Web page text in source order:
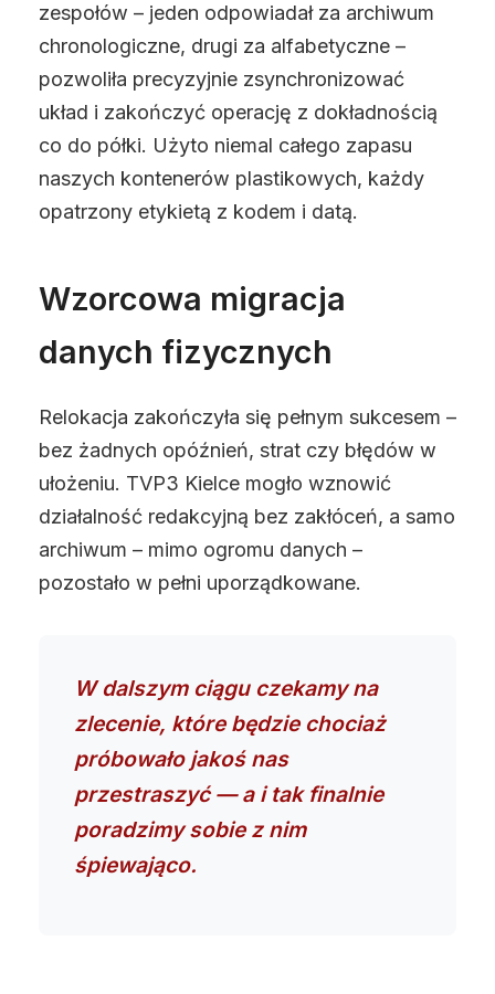
zespołów – jeden odpowiadał za archiwum
chronologiczne, drugi za alfabetyczne –
pozwoliła precyzyjnie zsynchronizować
układ i zakończyć operację z dokładnością
co do półki. Użyto niemal całego zapasu
naszych kontenerów plastikowych, każdy
opatrzony etykietą z kodem i datą.
Wzorcowa migracja
danych fizycznych
Relokacja zakończyła się pełnym sukcesem –
bez żadnych opóźnień, strat czy błędów w
ułożeniu. TVP3 Kielce mogło wznowić
działalność redakcyjną bez zakłóceń, a samo
archiwum – mimo ogromu danych –
pozostało w pełni uporządkowane.
W dalszym ciągu czekamy na
zlecenie, które będzie chociaż
próbowało jakoś nas
przestraszyć — a i tak finalnie
poradzimy sobie z nim
śpiewająco.